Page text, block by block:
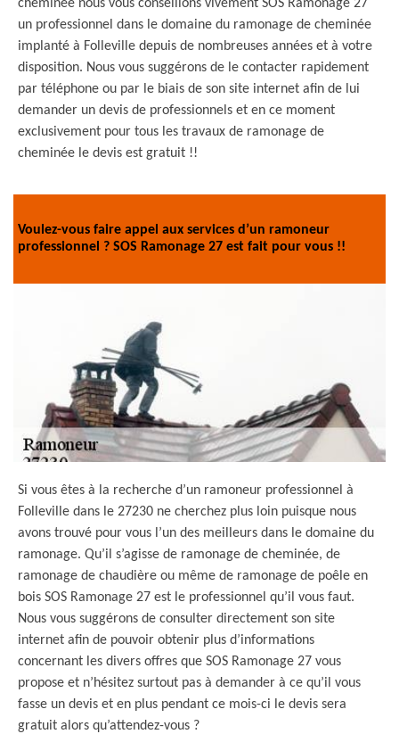
cheminée nous vous conseillons vivement SOS Ramonage 27
un professionnel dans le domaine du ramonage de cheminée
implanté à Folleville depuis de nombreuses années et à votre
disposition. Nous vous suggérons de le contacter rapidement
par téléphone ou par le biais de son site internet afin de lui
demander un devis de professionnels et en ce moment
exclusivement pour tous les travaux de ramonage de
cheminée le devis est gratuit !!
Voulez-vous faire appel aux services d’un ramoneur
professionnel ? SOS Ramonage 27 est fait pour vous !!
Si vous êtes à la recherche d’un ramoneur professionnel à
Folleville dans le 27230 ne cherchez plus loin puisque nous
avons trouvé pour vous l’un des meilleurs dans le domaine du
ramonage. Qu’il s’agisse de ramonage de cheminée, de
ramonage de chaudière ou même de ramonage de poêle en
bois SOS Ramonage 27 est le professionnel qu’il vous faut.
Nous vous suggérons de consulter directement son site
internet afin de pouvoir obtenir plus d’informations
concernant les divers offres que SOS Ramonage 27 vous
propose et n’hésitez surtout pas à demander à ce qu’il vous
fasse un devis et en plus pendant ce mois-ci le devis sera
gratuit alors qu’attendez-vous ?